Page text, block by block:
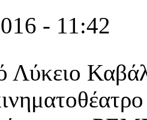
- 11:42
Λύκειο